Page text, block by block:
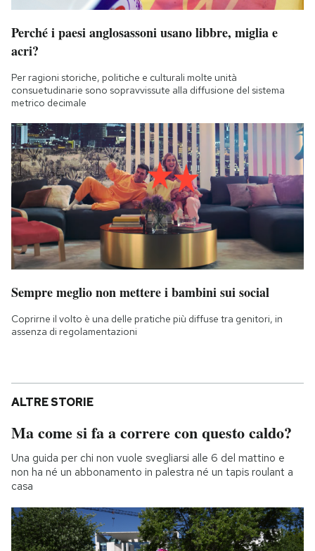
Perché i paesi anglosassoni usano libbre, miglia e
acri?
Per ragioni storiche, politiche e culturali molte unità
consuetudinarie sono sopravvissute alla diffusione del sistema
metrico decimale
Sempre meglio non mettere i bambini sui social
Coprirne il volto è una delle pratiche più diffuse tra genitori, in
assenza di regolamentazioni
ALTRE STORIE
Ma come si fa a correre con questo caldo?
Una guida per chi non vuole svegliarsi alle 6 del mattino e
non ha né un abbonamento in palestra né un tapis roulant a
casa